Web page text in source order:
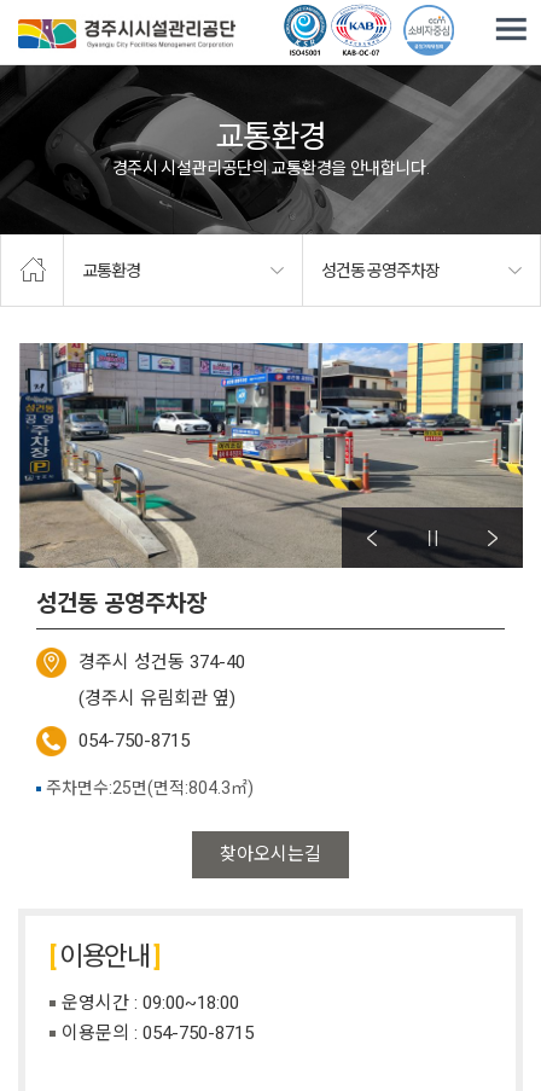
교통환경
경주시 시설관리공단의 교통환경을 안내합니다.
교통환경 성건동 공영주차장
성건동 공영주차장
경주시 성건동 374-40
(경주시 유림회관 옆)
054-750-8715
찾아오시는길
주차면수:25면(면적:804.3㎡)
이용안내
운영시간 : 09:00~18:00
이용문의 : 054-750-8715